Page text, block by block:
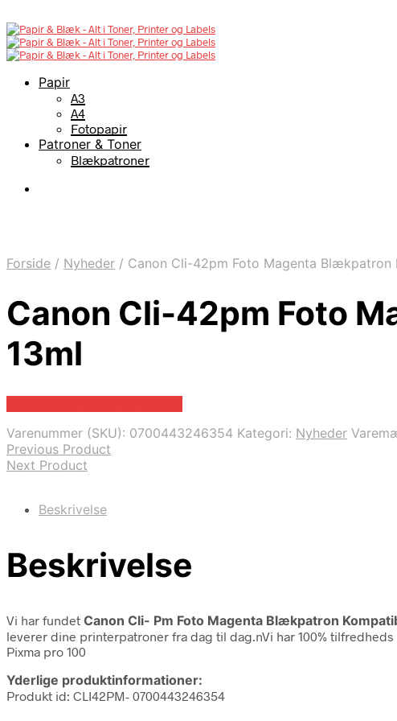
Papir
A3
A4
Fotopapir
Patroner & Toner
Blækpatroner
Forside / Nyheder / Canon Cli-42pm Foto Magenta Blækpatron
Canon Cli-42pm Foto
13ml
Varenummer (SKU): 0700443246354 Kategori: Nyheder
Previous Product
Next Product
Beskrivelse
Beskrivelse
Vi har fundet Canon Cli- Pm Foto Magenta Blækpatron
leverer dine printerpatroner fra dag til dag.nVi har 100%
Pixma pro 100
Yderlige produktinformationer:
Produkt id: CLI42PM- 0700443246354